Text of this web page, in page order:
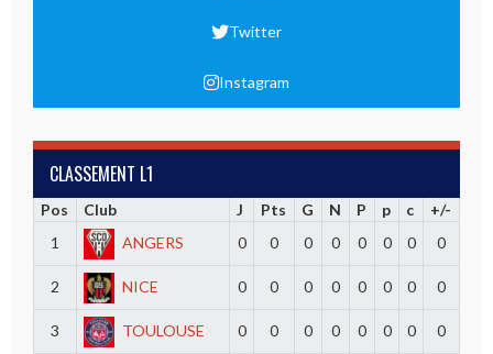
Twitter
Instagram
CLASSEMENT L1
Pos Club J Pts G N P p c
+/-
1
ANGERS 0 0 0 0 0 0 0 0
2 NICE 0 0 0 0 0 0 0 0
3 TOULOUSE 0 0 0 0 0 0 0 0